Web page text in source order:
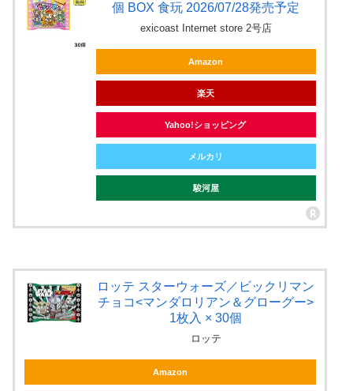
個 BOX 食玩 2026/07/28発売予定
exicoast Internet store 2号店
Amazon
楽天
Yahoo!ショッピング
メルカリ
駿河屋
ロッテ スターウォーズ／ビックリマン
チョコ<マンダロリアン＆グローグー>
1枚入 × 30個
ロッテ
Amazon